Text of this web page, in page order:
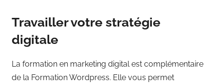
Travailler votre stratégie
digitale
La formation en marketing digital est complémentaire
de la Formation Wordpress. Elle vous permet